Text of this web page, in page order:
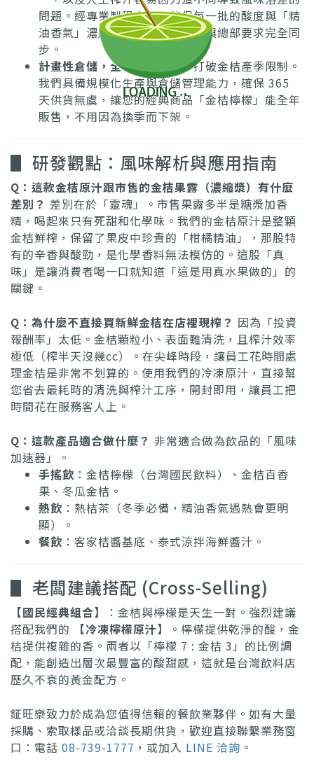
問題。經專業製程處理，確保每一批的酸度與「精
油香氣」濃度一致，讓門市品質與總部要求完全同
步。
計畫性倉儲，全年穩定供貨：打破金桔產季限制。
我們具備規模化生產與倉儲管理能力，確保 365
天供貨無虞，讓您的經典商品「金桔檸檬」能全年
販售，不用因為換季而下架。
▋ 研發觀點：風味解析與應用指南
Q：這款金桔原汁跟市售的金桔果露（濃縮漿）有什麼
差別？ 差別在於「靈魂」。市售果露多半是糖漿加香
精，喝起來只有死甜和化學味。我們的金桔原汁是整顆
金桔鮮榨，保留了果皮中珍貴的「柑橘精油」，那股特
有的辛香與酸勁，是化學香料無法模仿的。這股「真
味」是讓消費者喝一口就知道「這是用真水果做的」的
關鍵。
Q：為什麼不直接買新鮮金桔在店裡現榨？ 因為「投資
報酬率」太低。金桔顆粒小、表面難清洗，且榨汁效率
極低（榨半天沒幾cc）。在尖峰時段，讓員工花時間處
理金桔是非常不划算的。使用我們的冷凍原汁，直接幫
您省去最耗時的清洗與榨汁工序，開封即用，讓員工把
時間花在服務客人上。
Q：這款產品適合做什麼？ 非常適合做為飲品的「風味
加速器」。
手搖飲 ：金桔檸檬（台灣國民飲料）、金桔百香
果、冬瓜金桔。
熱飲 ：熱桔茶（冬季必備，精油香氣遇熱會更明
顯）。
餐飲 ：客家桔醬基底、泰式涼拌海鮮醬汁。
▋ 老闆建議搭配 (Cross-Selling)
【國民經典組合】
：金桔與檸檬是天生一對。強烈建議
搭配我們的
【冷凍檸檬原汁】
。檸檬提供乾淨的酸，金
桔提供複雜的香。兩者以「檸檬 7 : 金桔 3」的比例調
配，能創造出層次最豐富的酸甜感，這就是台灣飲料店
歷久不衰的黃金配方。
鉦旺樂致力於成為您值得信賴的餐飲業夥伴。如有大量
採購、索取樣品或洽談長期供貨，歡迎直接聯繫業務窗
口：電話 08-739-1777 ，或加入 LINE 洽詢 。